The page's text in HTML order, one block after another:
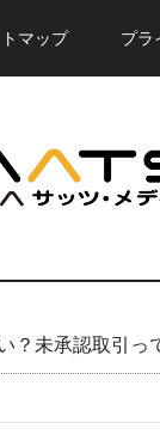
マップ プラ
？未承認取引っ